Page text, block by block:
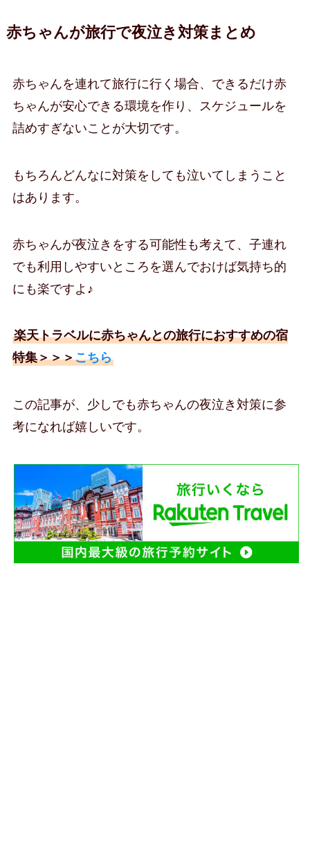
赤ちゃんが旅行で夜泣き対策まとめ
赤ちゃんを連れて旅行に行く場合、できるだけ赤
ちゃんが安心できる環境を作り、スケジュールを
詰めすぎないことが大切です。
もちろんどんなに対策をしても泣いてしまうこと
はあります。
赤ちゃんが夜泣きをする可能性も考えて、子連れ
でも利用しやすいところを選んでおけば気持ち的
にも楽ですよ♪
楽天トラベルに赤ちゃんとの旅行におすすめの宿
特集＞＞＞こちら
この記事が、少しでも赤ちゃんの夜泣き対策に参
考になれば嬉しいです。